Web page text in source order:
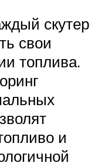
скутер
свои
топлива.
и